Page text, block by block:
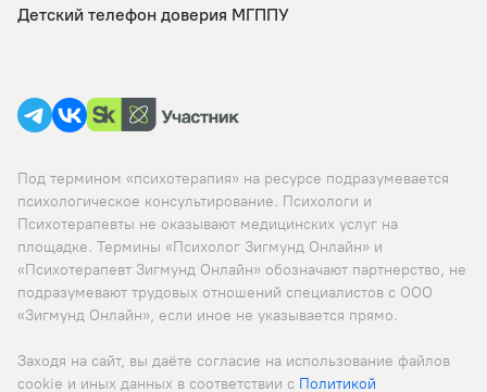
Детский телефон доверия МГППУ
Под термином «психотерапия» на ресурсе подразумевается
психологическое консультирование. Психологи и
Психотерапевты не оказывают медицинских услуг на
площадке. Термины «Психолог Зигмунд Онлайн» и
«Психотерапевт Зигмунд Онлайн» обозначают партнерство, не
подразумевают трудовых отношений специалистов с ООО
«Зигмунд Онлайн», если иное не указывается прямо.
Заходя на сайт, вы даёте согласие на использование файлов
cookie и иных данных в соответствии c Политикой